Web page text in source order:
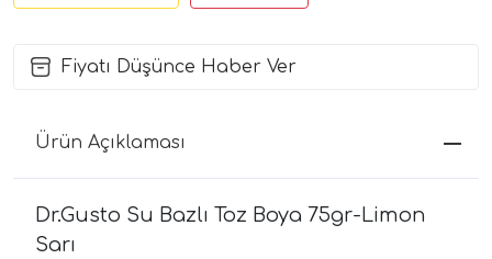
Fiyatı Düşünce Haber Ver
Ürün Açıklaması
Dr.Gusto Su Bazlı Toz Boya 75gr-Limon
Sarı